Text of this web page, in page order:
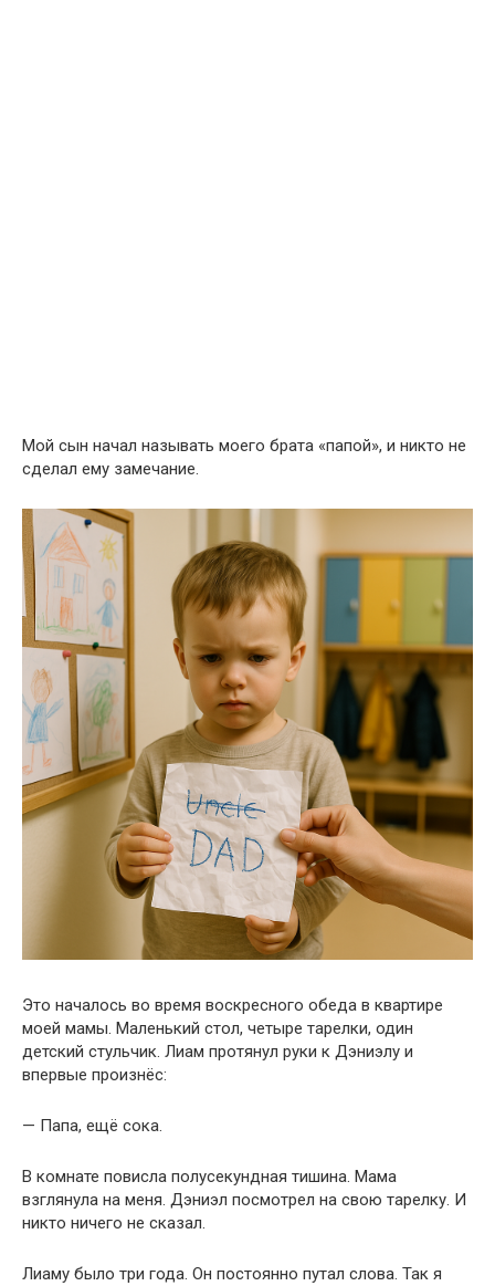
Мой сын начал называть моего брата «папой», и никто не
сделал ему замечание.
Это началось во время воскресного обеда в квартире
моей мамы. Маленький стол, четыре тарелки, один
детский стульчик. Лиам протянул руки к Дэниэлу и
впервые произнёс:
— Папа, ещё сока.
В комнате повисла полусекундная тишина. Мама
взглянула на меня. Дэниэл посмотрел на свою тарелку. И
никто ничего не сказал.
Лиаму было три года. Он постоянно путал слова. Так я